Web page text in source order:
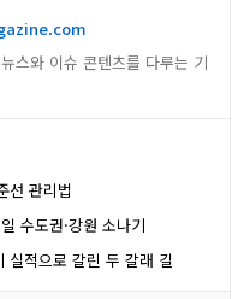
스와 이슈 콘텐츠를 다루는 기
선 관리법
수도권·강원 소나기
실적으로 갈린 두 갈래 길